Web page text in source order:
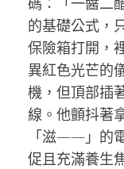
的基礎公式，
保險箱打開，
異紅色光芒的
機，但頂部插
線。他顫抖著
「滋——」的
促且充滿養生